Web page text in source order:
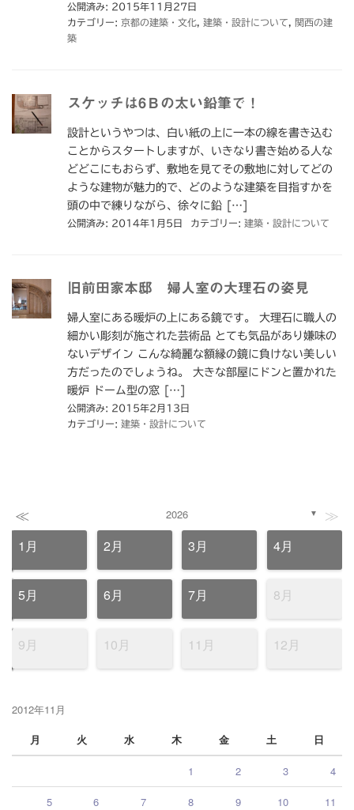
公開済み: 2015年11月27日
カテゴリー: 京都の建築・文化 建築・設計について
関西の建
築
スケッチは6Ｂの太い鉛筆で！
設計というやつは、白い紙の上に一本の線を書き込む
ことからスタートしますが、いきなり書き始める人な
どどこにもおらず、敷地を見てその敷地に対してどの
ような建物が魅力的で、どのような建築を目指すかを
頭の中で練りながら、徐々に鉛 […]
公開済み: 2014年1月5日 カテゴリー: 建築・設計について
旧前田家本邸 婦人室の大理石の姿見
婦人室にある暖炉の上にある鏡です。 大理石に職人の
細かい彫刻が施された芸術品 とても気品があり嫌味の
ないデザイン こんな綺麗な額縁の鏡に負けない美しい
方だったのでしょうね。 大きな部屋にドンと置かれた
暖炉 ドーム型の窓 […]
公開済み: 2015年2月13日
カテゴリー: 建築・設計について
≪ 2026 ▼ ≫
1月 2月 3月 4月
5月 6月 7月 8月
9月 10月 11月 12月
2012年11月
月
火 水 木 金 土 日
1 2 3 4
5 6 7 8 9 10 11